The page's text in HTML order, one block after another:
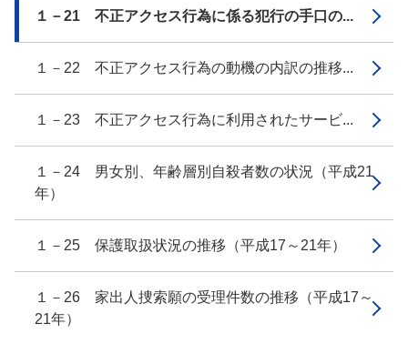
１－21 不正アクセス行為に係る犯行の手口の...
１－22 不正アクセス行為の動機の内訳の推移...
１－23 不正アクセス行為に利用されたサービ...
１－24 男女別、年齢層別自殺者数の状況（平成21
年）
１－25 保護取扱状況の推移（平成17～21年）
１－26 家出人捜索願の受理件数の推移（平成17～
21年）